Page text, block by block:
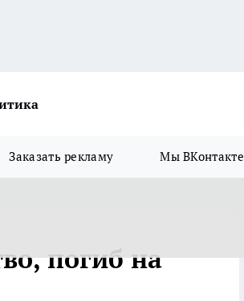
Заказать рекламу Мы ВКонтакте
погиб на